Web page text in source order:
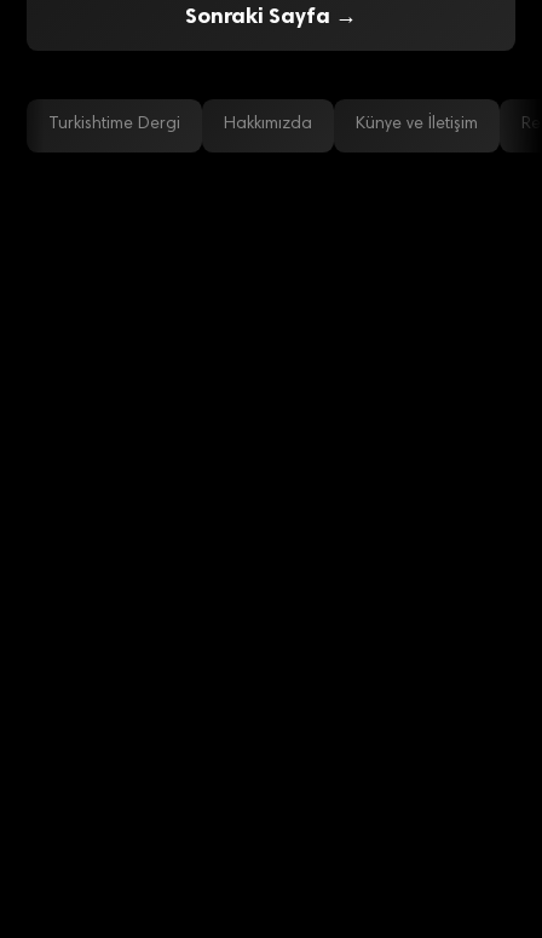
Sonraki Sayfa →
Turkishtime Dergi Hakkımızda Künye ve İletişim